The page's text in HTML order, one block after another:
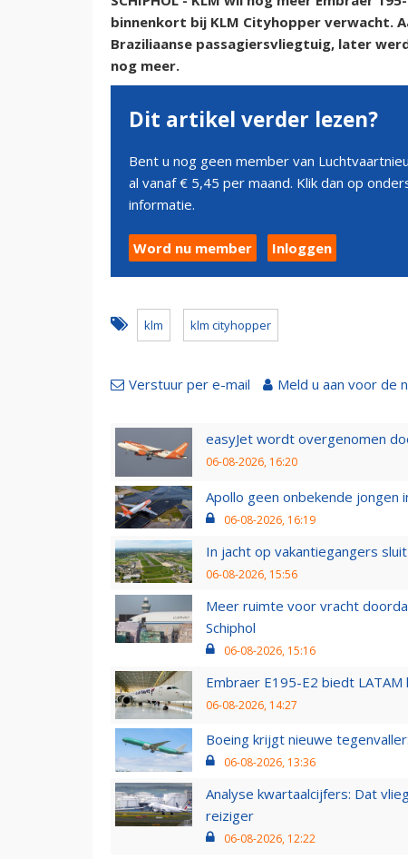
binnenkort bij KLM Cityhopper verwacht.
Braziliaanse passagiersvliegtuig, later
nog meer.
Dit artikel verder lezen?
Bent u nog geen member van
al vanaf € 5,45 per maand. Klik dan op
informatie.
Word nu member Inloggen
klm klm cityhopper
Verstuur per e-mail Meld u aan voor de
easyJet wordt overgenomen
06-08-2026, 16:20
Apollo geen onbekende jongen
06-08-2026, 16:19
In jacht op vakantiegangers
06-08-2026, 15:56
Meer ruimte voor vracht
Schiphol
06-08-2026, 15:16
Embraer E195-E2 biedt
06-08-2026, 14:27
Boeing krijgt nieuwe
06-08-2026, 13:36
Analyse kwartaalcijfers: Dat
reiziger
06-08-2026, 12:22